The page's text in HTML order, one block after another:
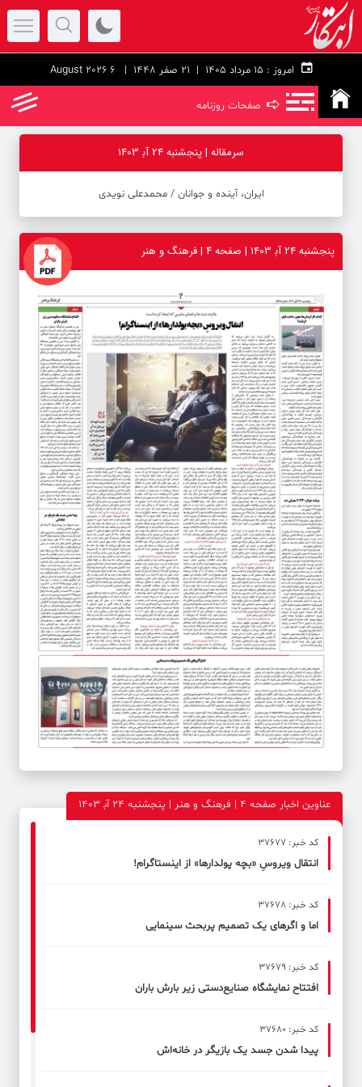
امروز : 21 صفر 1448 | 6 August 2026
➪ صفحات روزنامه
سرمقاله | پنجشنبه 24 آب‍ 1403
ایران، آینده و جوانان ‪/‬ محمدعلی نویدی
پنجشنبه 24 آب‍ 1403 | صفحه ۴ | فرهنگ و هنر
عناوین اخبار صفحه ۴ | فرهنگ و هنر | پنجشنبه 24 آب‍ 1403
کد خبر: 37677
انتقال ویروسِ «بچه پولدارها» از اینستاگرام!
کد خبر: 37678
اما و اگرهای یک تصمیم پربحث سینمایی
کد خبر: 37679
افتتاح نمایشگاه صنایع‌دستی زیر بارش باران
کد خبر: 37680
پیدا شدن جسد یک بازیگر در خانه‌اش